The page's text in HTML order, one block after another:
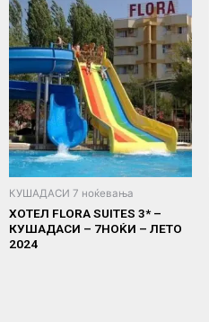
КУШАДАСИ 7 ноќевања
ХОТЕЛ FLORA SUITES 3* –
КУШАДАСИ – 7НОЌИ – ЛЕТО
2024